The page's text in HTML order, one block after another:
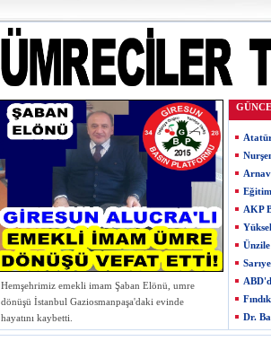
Hemşehrimiz emekli imam Şaban Elönü, umre
dönüşü İstanbul Gaziosmanpaşa'daki evinde
hayatını kaybetti.
AKP
Dr.